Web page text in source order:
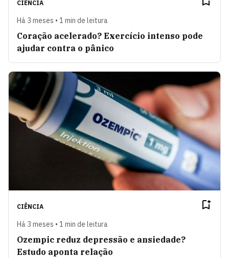
CIÊNCIA
Há 3 meses • 1 min de leitura
Coração acelerado? Exercício intenso pode
ajudar contra o pânico
CIÊNCIA
Há 3 meses • 1 min de leitura
Ozempic reduz depressão e ansiedade?
Estudo aponta relação